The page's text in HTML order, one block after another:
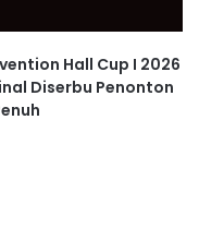
Hall Cup I 2026
Diserbu Penonton